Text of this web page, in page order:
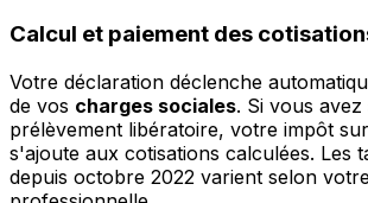
Calcul et paiement des
Votre déclaration déclenche
de vos charges sociales. Si vous
prélèvement libératoire, votre impôt
s'ajoute aux cotisations calculées. Les
depuis octobre 2022 varient selon